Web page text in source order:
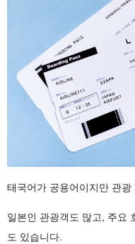
태국어가 공용어이지만 관
일본인 관광객도 많고, 주요
도 있습니다.